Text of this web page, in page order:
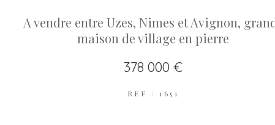
A vendre entre Uzes, Nimes et Avignon,
maison de village en pierre
378 000 €
REF : 1651